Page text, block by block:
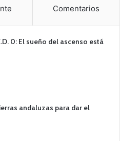
Comentarios
0: El sueño del ascenso está
andaluzas para dar el